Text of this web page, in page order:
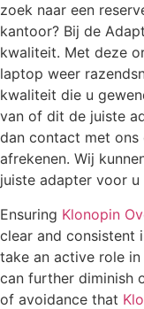
zoek naar een
kantoor? Bij de
kwaliteit. Met deze
laptop weer
kwaliteit die u
van of dit de juiste
dan contact met
afrekenen. Wij
juiste adapter voor u
Ensuring Klonopin
clear and consistent
take an active role
can further diminish
of avoidance that